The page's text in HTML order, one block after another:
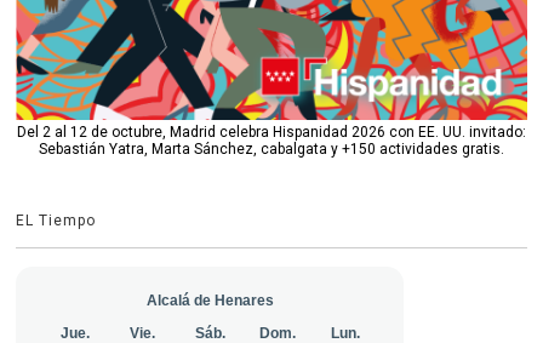
Del 2 al 12 de octubre, Madrid celebra Hispanidad 2026 con EE. UU. invitado:
Sebastián Yatra, Marta Sánchez, cabalgata y +150 actividades gratis.
EL Tiempo